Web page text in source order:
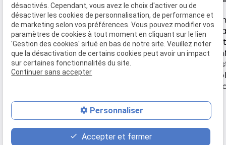
44 rue de
Montebello
95630 MERIEL
Lundi-
Samedi
9h30 -
18h
Accueil
Votre Ostéo
Tarifs
Actualité
place contact_page phone
désactivés. Cependant, vous avez le choix d'activer ou de
désactiver les cookies de personnalisation, de performance et
de marketing selon vos préférences. Vous pouvez modifier vos
paramètres de cookies à tout moment en cliquant sur le lien
'Gestion des cookies' situé en bas de notre site. Veuillez noter
que la désactivation de certains cookies peut avoir un impact
sur certaines fonctionnalités du site.
Continuer sans accepter
Personnaliser
Accepter et fermer